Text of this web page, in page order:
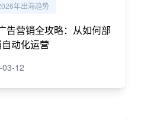
年出海趋势
告营销全攻略：从如何部
动化运营
03-12